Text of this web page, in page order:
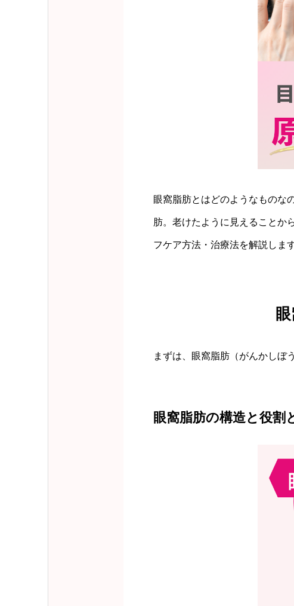
眼窩脂肪とはどのようなものな
肪。老けたように見えることか
フケア方法・治療法を解説しま
まずは、眼窩脂肪（がんかしぼ
眼窩脂肪の構造と役割